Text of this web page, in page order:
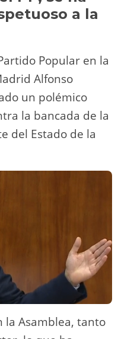
n tir
a la
Popular en la
Alfonso
un polémico
la bancada de la
del Estado de la
la Asamblea, tanto